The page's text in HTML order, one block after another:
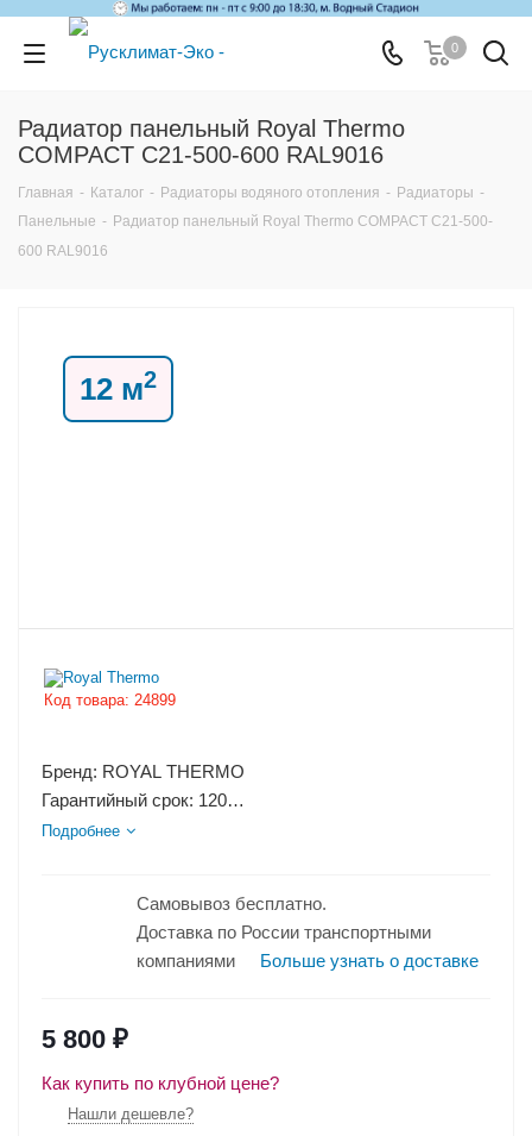
0
Радиатор панельный Royal Thermo
COMPACT C21-500-600 RAL9016
Главная - Каталог - Радиаторы водяного отопления - Радиаторы -
Панельные - Радиатор панельный Royal Thermo COMPACT C21-500-
600 RAL9016
12 м2
Код товара: 24899
Бренд: ROYAL THERMO
Гарантийный срок: 120
Страна производства: РОССИЯ
Подробнее
Самовывоз бесплатно.
Доставка по России транспортными
компаниями
Больше узнать о доставке
5 800 ₽
Как купить по клубной цене?
Нашли дешевле?